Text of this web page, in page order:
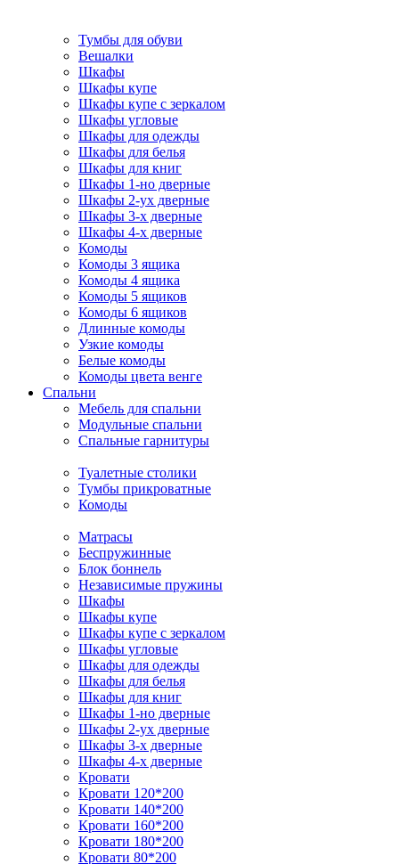
Тумбы для обуви
Вешалки
Шкафы
Шкафы купе
Шкафы купе с зеркалом
Шкафы угловые
Шкафы для одежды
Шкафы для белья
Шкафы для книг
Шкафы 1-но дверные
Шкафы 2-ух дверные
Шкафы 3-х дверные
Шкафы 4-х дверные
Комоды
Комоды 3 ящика
Комоды 4 ящика
Комоды 5 ящиков
Комоды 6 ящиков
Длинные комоды
Узкие комоды
Белые комоды
Комоды цвета венге
Спальни
Мебель для спальни
Модульные спальни
Спальные гарнитуры
Туалетные столики
Тумбы прикроватные
Комоды
Матрасы
Беспружинные
Блок боннель
Независимые пружины
Шкафы
Шкафы купе
Шкафы купе с зеркалом
Шкафы угловые
Шкафы для одежды
Шкафы для белья
Шкафы для книг
Шкафы 1-но дверные
Шкафы 2-ух дверные
Шкафы 3-х дверные
Шкафы 4-х дверные
Кровати
Кровати 120*200
Кровати 140*200
Кровати 160*200
Кровати 180*200
Кровати 80*200